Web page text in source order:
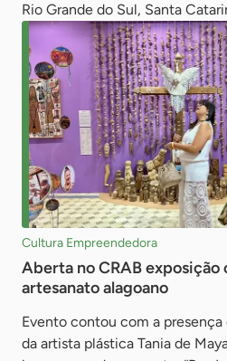
Rio Grande do Sul, Santa
Cultura Empreendedora
Aberta no CRAB exposição
artesanato alagoano
Evento contou com a
da artista plástica Tania de